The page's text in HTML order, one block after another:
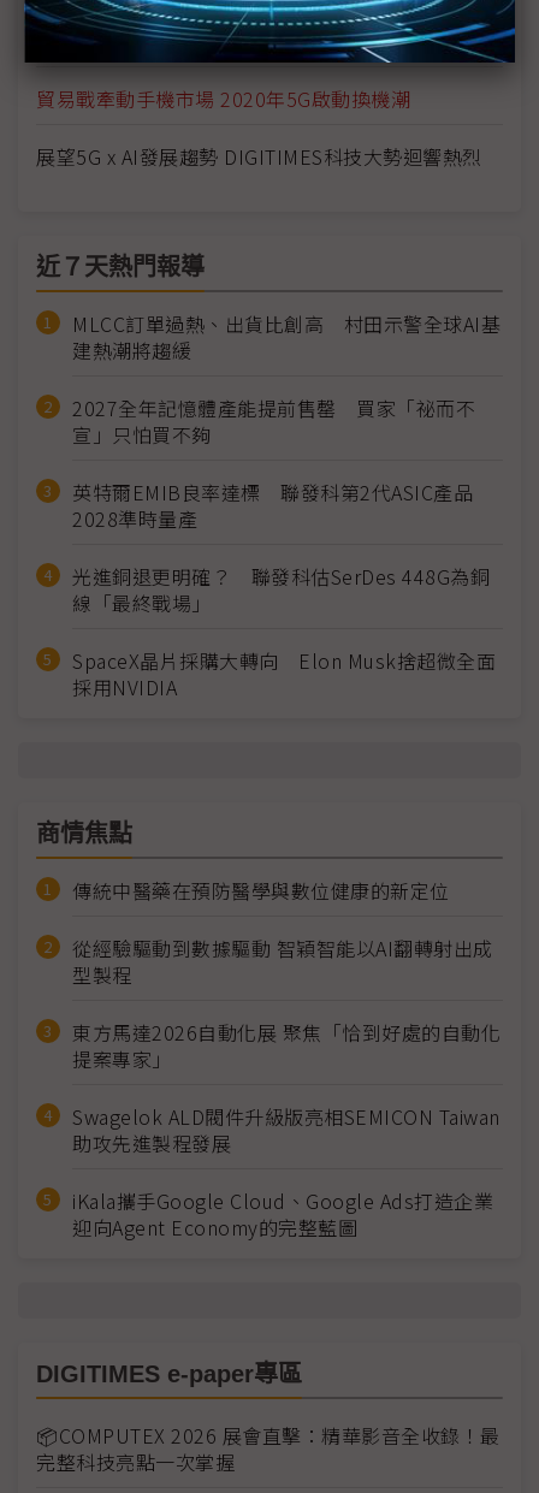
5G與AI帶動需求 半導體技術重要性再次提升
貿易戰牽動手機市場 2020年5G啟動換機潮
展望5G x AI發展趨勢 DIGITIMES科技大勢迴響熱烈
近７天熱門報導
MLCC訂單過熱、出貨比創高 村田示警全球AI基
建熱潮將趨緩
2027全年記憶體產能提前售罄 買家「祕而不
宣」只怕買不夠
英特爾EMIB良率達標 聯發科第2代ASIC產品
2028準時量產
光進銅退更明確？ 聯發科估SerDes 448G為銅
線「最終戰場」
SpaceX晶片採購大轉向 Elon Musk捨超微全面
採用NVIDIA
商情焦點
傳統中醫藥在預防醫學與數位健康的新定位
從經驗驅動到數據驅動 智穎智能以AI翻轉射出成
型製程
東方馬達2026自動化展 聚焦「恰到好處的自動化
提案專家」
Swagelok ALD閥件升級版亮相SEMICON Taiwan
助攻先進製程發展
iKala攜手Google Cloud、Google Ads打造企業
迎向Agent Economy的完整藍圖
DIGITIMES e-paper專區
📦COMPUTEX 2026 展會直擊：精華影音全收錄！最
完整科技亮點一次掌握